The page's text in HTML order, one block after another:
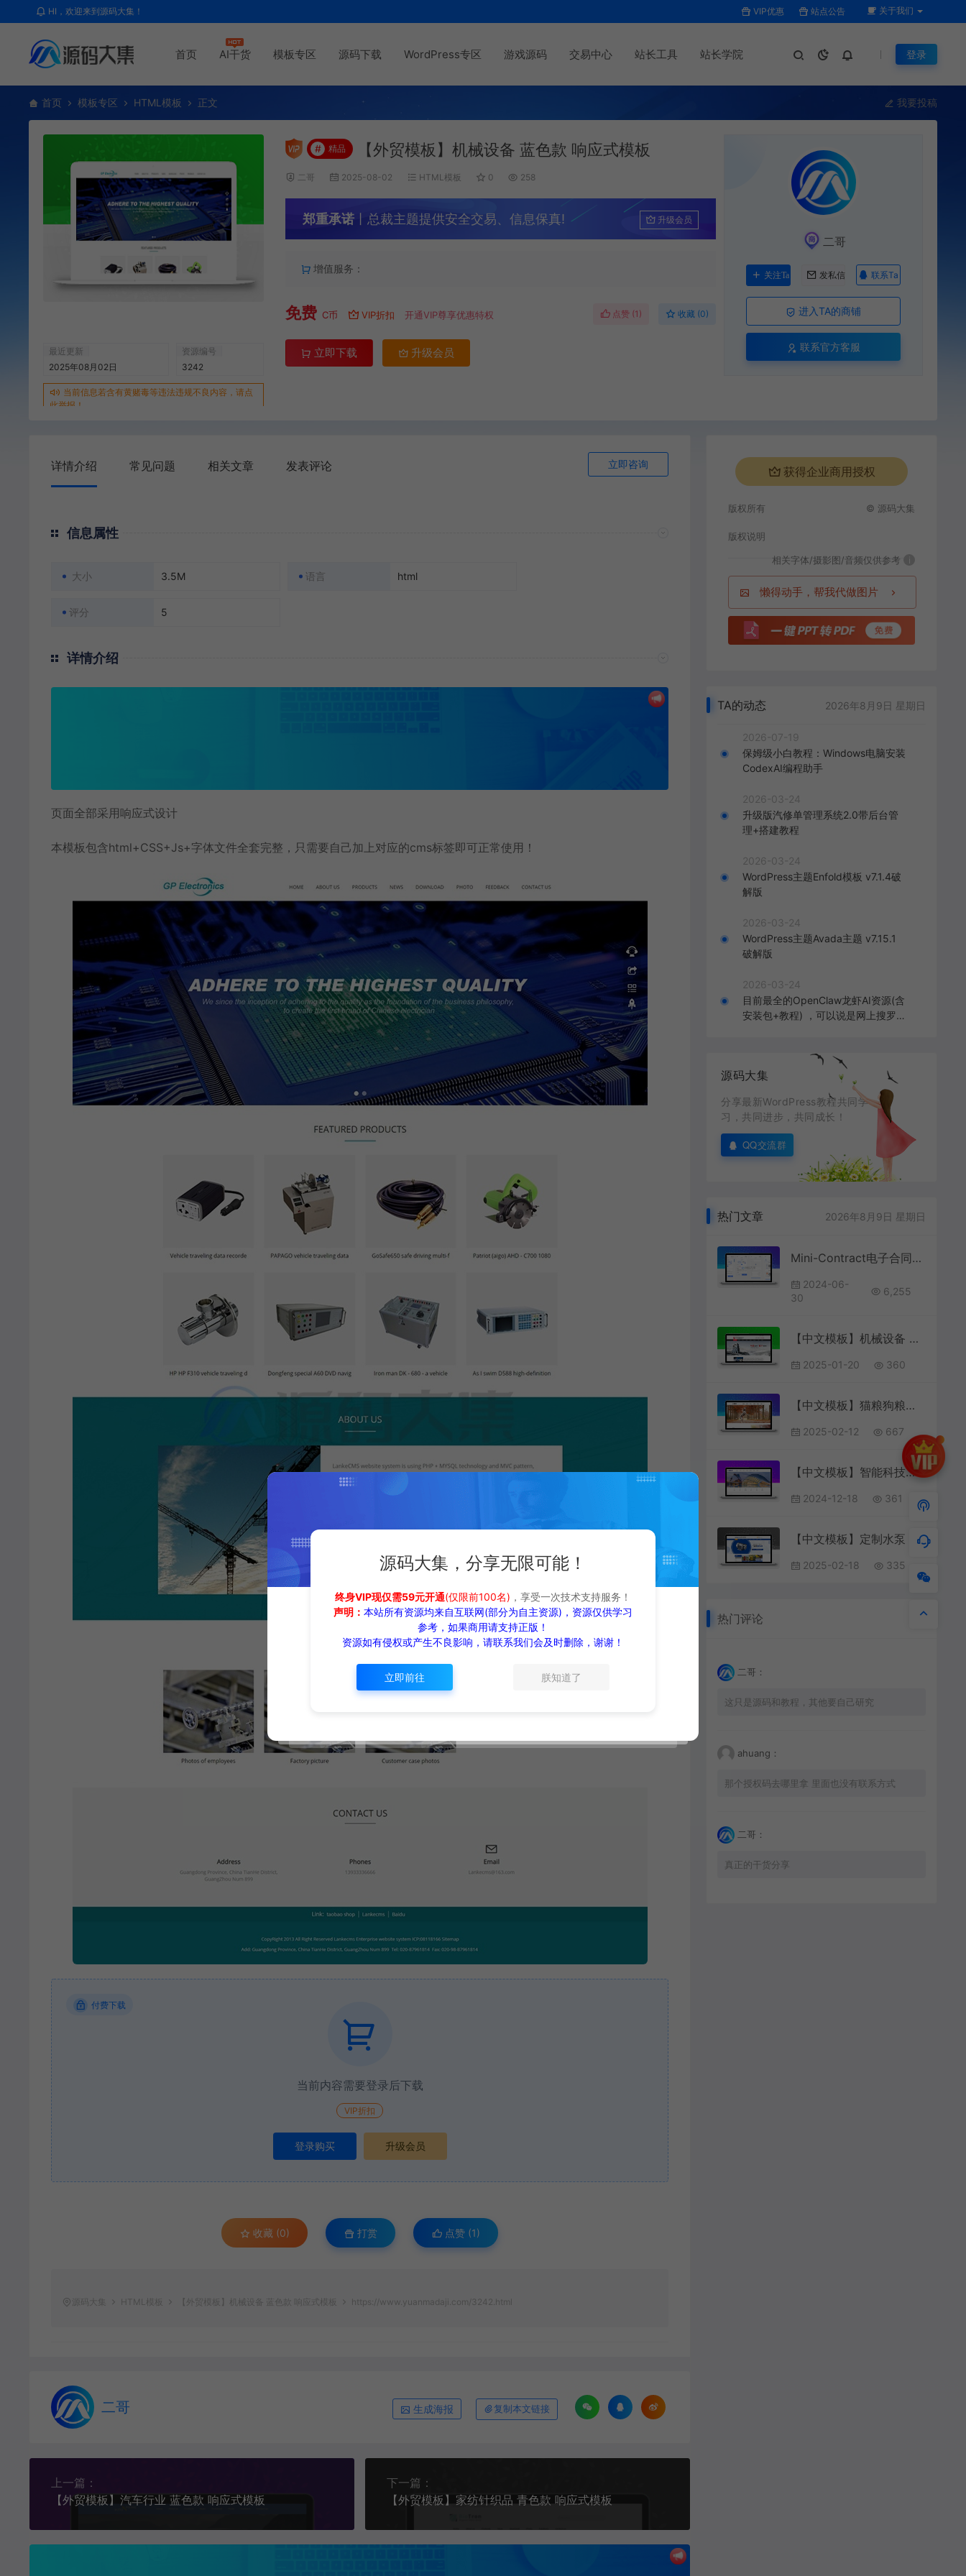
HI，欢迎来到源码大集！ VIP优惠 站点公告 关于我们
首页 AI干货 模板专区 源码下载 WordPress专区 游戏源码 交易中心 站长工具 站长学院 登录
首页 模板专区 HTML模板 正文 我要投稿
最近更新
2025年08月02日
资源编号
3242
当前信息若含有黄赌毒等违法违规不良内容，请点
此举报！
# 精品 【外贸模板】机械设备 蓝色款 响应式模板
二哥 2025-08-02 HTML模板 0 258
郑重承诺 丨总裁主题提供安全交易、信息保真! 升级会员
增值服务：
免费 C币 VIP折扣 开通VIP尊享优惠特权 点赞 (1 ) 收藏 (0)
立即下载 升级会员
二哥
关注Ta 发私信 联系Ta
进入TA的商铺
联系官方客服
详情介绍 常见问题 相关文章 发表评论 立即咨询
信息属性
大小 3.5M 语言 html
评分 5
详情介绍
页面全部采用响应式设计
本模板包含html+CSS+Js+字体文件全套完整，只需要自己加上对应的cms标签即可正常使用！
付费下载
当前内容需要登录后下载
VIP折扣
登录购买 升级会员
收藏 (0) 打赏 点赞 (1)
源码大集 HTML模板 【外贸模板】机械设备 蓝色款 响应式模板 https://www.yuanmadaji.com/3242.html
二哥 生成海报 复制本文链接
上一篇：
【外贸模板】汽车行业 蓝色款 响应式模板
下一篇：
【外贸模板】家纺针织品 青色款 响应式模板
获得企业商用授权
版权所有 © 源码大集
版权说明
相关字体/摄影图/音频仅供参考 i
懒得动手，帮我代做图片
TA的动态 2026年8月9日 星期日
2026-07-19
保姆级小白教程：Windows电脑安装
CodexAI编程助手
2026-03-24
升级版汽修单管理系统2.0带后台管
理+搭建教程
2026-03-24
WordPress主题Enfold模板 v7.1.4破
解版
2026-03-24
WordPress主题Avada主题 v7.15.1
破解版
2026-03-24
目前最全的OpenClaw龙虾AI资源(含
安装包+教程) ，可以说是网上搜罗的
源码大集
分享最新WordPress教程共同学
习，共同进步，共同成长！
QQ交流群
热门文章 2026年8月9日 星期日
Mini-Contract电子合同在线签署小程序源码
2024-06-
30
6,255
【中文模板】机械设备 红色款 响应式模板
2025-01-20 360
【中文模板】猫粮狗粮产品 黑白款 响应式模板
2025-02-12 667
【中文模板】智能科技公司网站 紫色款 电脑端+移动端模板
2024-12-18 361
【中文模板】定制水泵 蓝色款 响应式模板包含html+CSS+Js+字体文件全套
2025-02-18 335
热门评论
二哥：
这只是源码和教程，其他要自己研究
ahuang：
那个授权码去哪里拿 里面也没有联系方式
二哥：
真正的干货分享
源码大集，分享无限可能！
终身VIP现仅需59元开通(仅限前100名) ，享受一次技术支持服务！
声明： 本站所有资源均来自互联网(部分为自主资源)，资源仅供学习
参考，如果商用请支持正版！
资源如有侵权或产生不良影响，请联系我们会及时删除，谢谢！
立即前往 朕知道了